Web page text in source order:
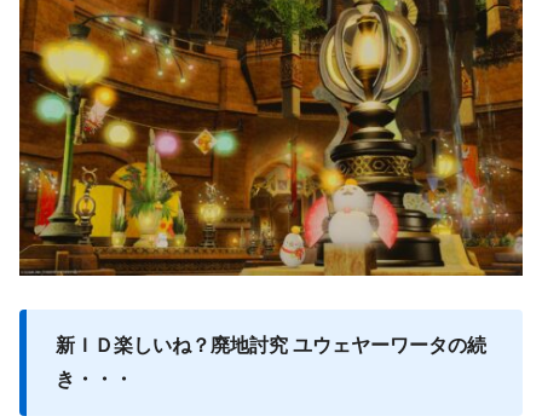
新ＩＤ楽しいね？廃地討究 ユウェヤーワータの続
き・・・